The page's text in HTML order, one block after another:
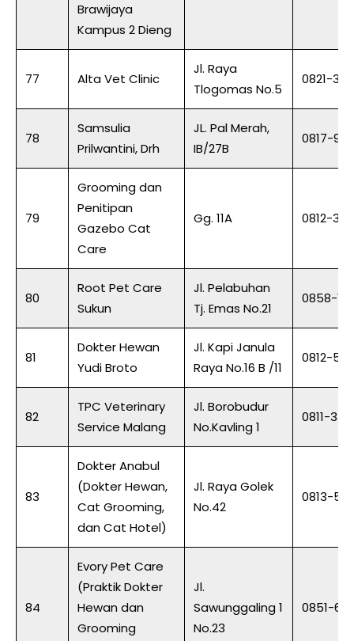
Brawijaya
Kampus 2 Dieng
77 Alta Vet Clinic
Jl. Raya
Tlogomas No.5
0821-
78
Samsulia
Prilwantini, Drh
JL. Pal Merah,
IB/27B
0817-
79
Grooming dan
Penitipan
Gazebo Cat
Care
Gg. 11A 0812-
80
Root Pet Care
Sukun
Jl. Pelabuhan
Tj. Emas No.21
0858-
81
Dokter Hewan
Yudi Broto
Jl. Kapi Janula
Raya No.16 B /11
0812-
82
TPC Veterinary
Service Malang
Jl. Borobudur
No.Kavling 1
0811-
83
Dokter Anabul
(Dokter Hewan,
Cat Grooming,
dan Cat Hotel)
Jl. Raya Golek
No.42
0813-
84
Evory Pet Care
(Praktik Dokter
Hewan dan
Grooming
Jl.
Sawunggaling 1
No.23
0851-